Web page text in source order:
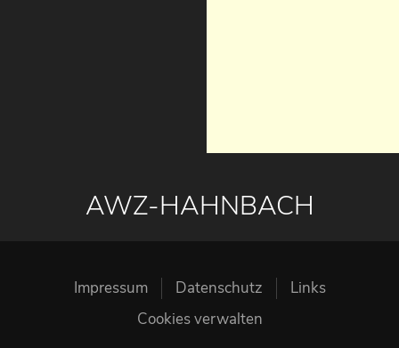
AWZ-HAHNBACH
Impressum Datenschutz
Links
Cookies verwalten